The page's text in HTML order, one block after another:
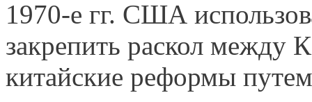
1970-е гг. США
закрепить раскол
китайские реформы